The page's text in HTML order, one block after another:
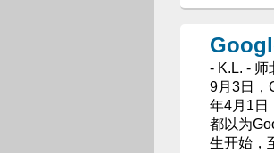
- K.L. - 师
9月3日，
年4月1日
都以为
生开始，